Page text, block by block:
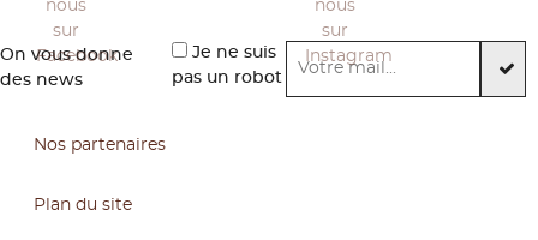
On vous donne
des news
Je ne suis
pas un robot
Nos partenaires
Plan du site